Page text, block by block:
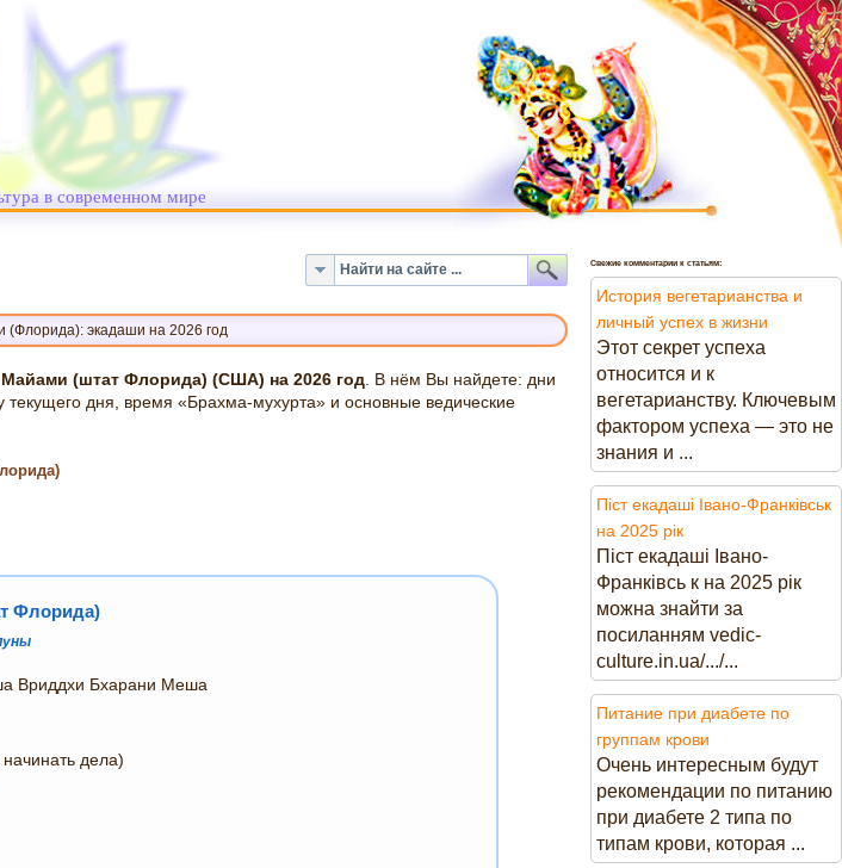
в современном мире
(Флорида): экадаши на 2026 год
Майами (штат Флорида) (США) на 2026 год . В нём Вы найдете: дни
текущего дня, время «Брахма-мухурта» и основные ведические
Флорида)
Вриддхи Бхарани Меша
дела)
Свежие комментарии к статьям:
История вегетарианства и
личный успех в жизни
Этот секрет успеха
относится и к
вегетарианству. Ключевым
фактором успеха — это не
знания и ...
Піст екадаші Івано-Франківськ
на 2025 рік
Піст екадаші Івано-
Франківсь к на 2025 рік
можна знайти за
посиланням vedic-
culture.in.ua/.../...
Питание при диабете по
группам крови
Очень интересным будут
рекомендации по питанию
при диабете 2 типа по
типам крови, которая ...